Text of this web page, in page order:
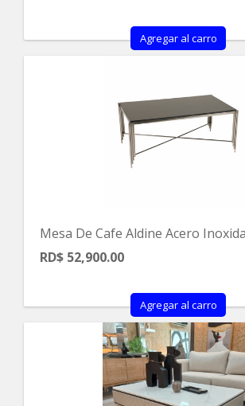
Agregar al carro
Mesa De Cafe Aldine Acero
RD$ 52,900.00
Agregar al carro